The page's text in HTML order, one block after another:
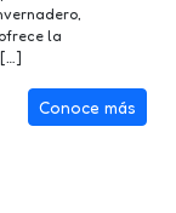
la
Conoce más